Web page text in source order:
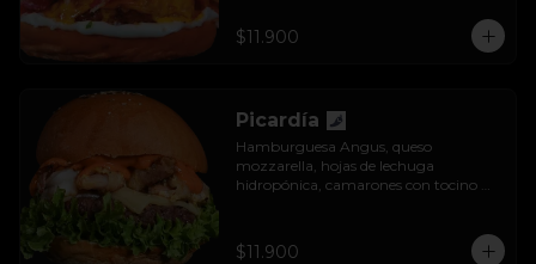
$11.900
Picardía
Hamburguesa Angus, queso
mozzarella, hojas de lechuga
hidropónica, camarones con tocino
$11.900